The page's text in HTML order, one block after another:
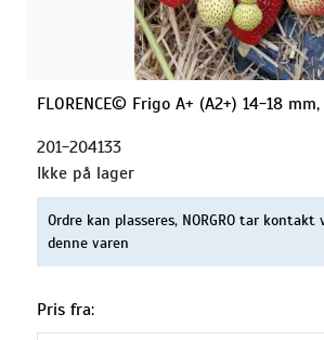
FLORENCE© Frigo A+ (A2+) 14-18
201-204133
Ikke på lager
Ordre kan plasseres, NORGRO tar
denne varen
Pris fra: